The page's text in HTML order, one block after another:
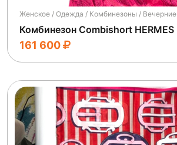
Женское / Одежда / Комбинезоны / Вечерние
Комбинезон Combishort HERMES
161 600